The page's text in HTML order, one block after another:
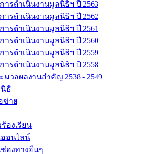
ารดำเนินงานมูลนิธิฯ ปี 2563
ารดำเนินงานมูลนิธิฯ ปี 2562
ารดำเนินงานมูลนิธิฯ ปี 2561
ารดำเนินงานมูลนิธิฯ ปี 2560
ารดำเนินงานมูลนิธิฯ ปี 2559
ารดำเนินงานมูลนิธิฯ ปี 2558
มวลผลงานสำคัญ 2538 - 2549
ธิ
ข่าย
องเรียน
ออนไลน์
ช่องทางอื่นๆ